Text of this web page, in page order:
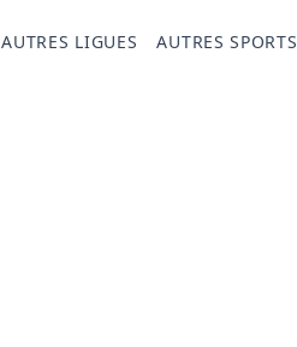
AUTRES LIGUES AUTRES SPORTS